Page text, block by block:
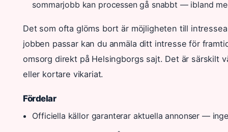
sommarjobb kan processen gå snabbt — ibland
Det som ofta glöms bort är möjligheten till
jobben passar kan du anmäla ditt intresse för
omsorg direkt på Helsingborgs sajt. Det är särskilt
eller kortare vikariat.
Fördelar
Officiella källor garanterar aktuella annonser —